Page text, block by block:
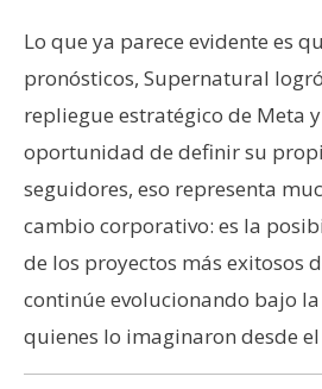
Lo que ya parece evidente es
pronósticos, Supernatural
repliegue estratégico de Meta
oportunidad de definir su
seguidores, eso representa
cambio corporativo: es la
de los proyectos más exitosos
continúe evolucionando bajo
quienes lo imaginaron desde